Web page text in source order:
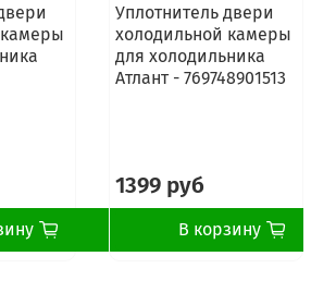
Уплотнитель двери
холодильной камеры
для холодильника
Атлант - 769748901513
1399 руб
В корзину